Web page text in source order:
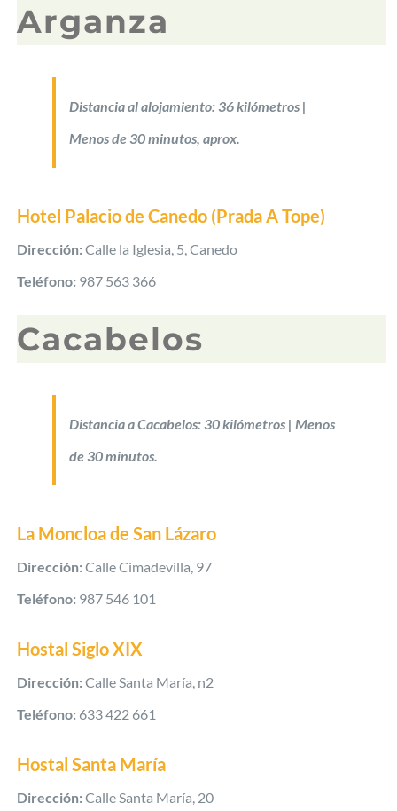
Arganza
Distancia al alojamiento: 36 kilómetros |
Menos de 30 minutos, aprox.
Hotel Palacio de Canedo (Prada A Tope)
Dirección: Calle la Iglesia, 5, Canedo
Teléfono: 987 563 366
Cacabelos
Distancia a Cacabelos: 30 kilómetros | Menos
de 30 minutos.
La Moncloa de San Lázaro
Dirección: Calle Cimadevilla, 97
Teléfono: 987 546 101
Hostal Siglo XIX
Dirección: Calle Santa María, n2
Teléfono: 633 422 661
Hostal Santa María
Dirección: Calle Santa María, 20